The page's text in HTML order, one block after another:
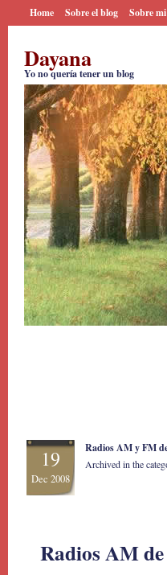
Home Sobre el blog Sobre mi
Dayana
Yo no quería tener un blog
19
Dec 2008
Radios AM y FM
Archived in the
Radios AM